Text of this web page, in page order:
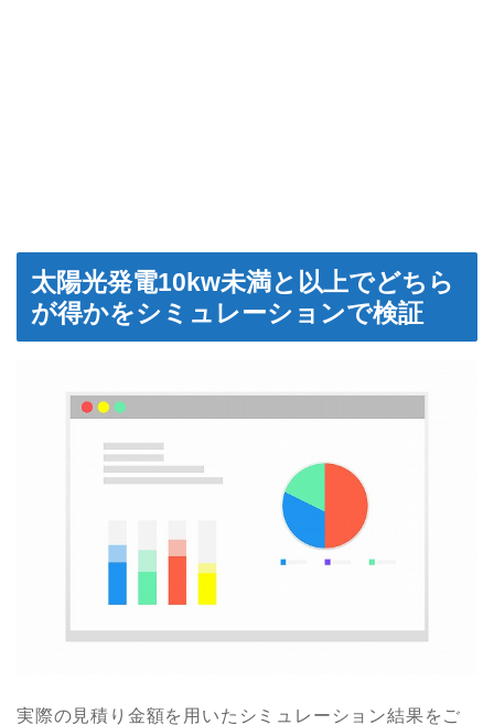
太陽光発電10kw未満と以上でどちら
が得かをシミュレーションで検証
実際の見積り金額を用いたシミュレーション結果をご